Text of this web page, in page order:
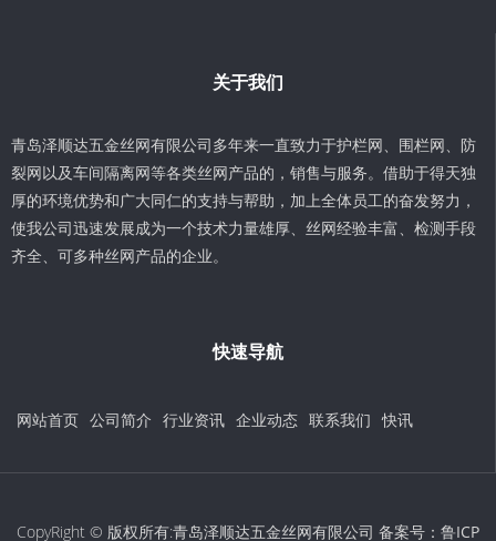
关于我们
青岛泽顺达五金丝网有限公司多年来一直致力于护栏网、围栏网、防
裂网以及车间隔离网等各类丝网产品的，销售与服务。借助于得天独
厚的环境优势和广大同仁的支持与帮助，加上全体员工的奋发努力，
使我公司迅速发展成为一个技术力量雄厚、丝网经验丰富、检测手段
齐全、可多种丝网产品的企业。
快速导航
网站首页 公司简介 行业资讯 企业动态 联系我们 快讯
CopyRight © 版权所有:青岛泽顺达五金丝网有限公司 备案号： 鲁ICP